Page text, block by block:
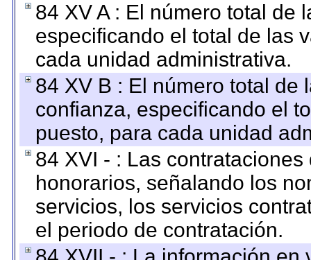
84 XV A : El número total de
especificando el total de las
cada unidad administrativa.
84 XV B : El número total de
confianza, especificando el
puesto, para cada unidad
84 XVI - : Las
honorarios, señalando los
servicios, los servicios
el periodo de contratación.